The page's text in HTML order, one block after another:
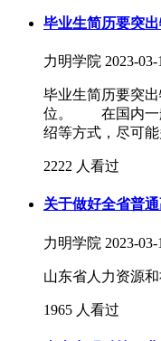
毕业生简历要突
力明学院 2023-
毕业生简历要突
位。 在国内一般
绍等方式，尽可
2222 人看过
关于做好全省普
力明学院 2023-
山东省人力资源
1965 人看过